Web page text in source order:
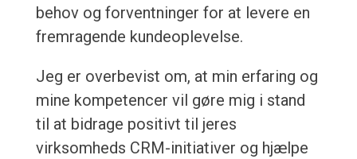
behov og forventninger for at levere en
fremragende kundeoplevelse.
Jeg er overbevist om, at min erfaring og
mine kompetencer vil gøre mig i stand
til at bidrage positivt til jeres
virksomheds CRM-initiativer og hjælpe